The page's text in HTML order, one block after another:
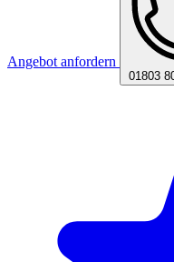
Angebot anfordern
01803